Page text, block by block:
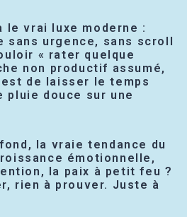
vrai luxe moderne :
sans urgence, sans scroll
« rater quelque
non productif assumé,
de laisser le temps
pluie douce sur une
la vraie tendance du
émotionnelle,
la paix à petit feu ?
rien à prouver. Juste à